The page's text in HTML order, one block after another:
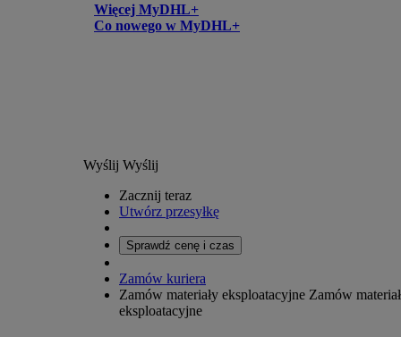
Więcej MyDHL+
Co nowego w MyDHL+
Wyślij Wyślij
Zacznij teraz
Utwórz przesyłkę
Sprawdź cenę i czas
Zamów kuriera
Zamów materiały eksploatacyjne Zamów
eksploatacyjne